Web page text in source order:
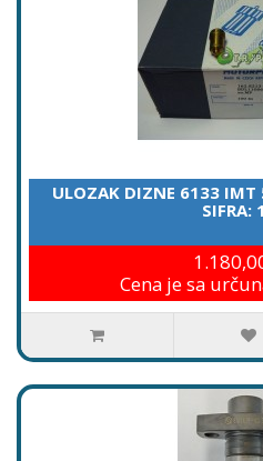
ULOZAK DIZNE 6133 IMT
SIFRA:
Cena je sa